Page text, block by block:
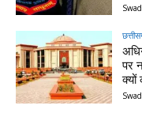
पर
क्यों